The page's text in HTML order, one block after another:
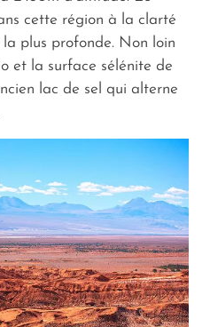
cette région à la clarté
la plus profonde. Non loin
et la surface sélénite de
lac de sel qui alterne